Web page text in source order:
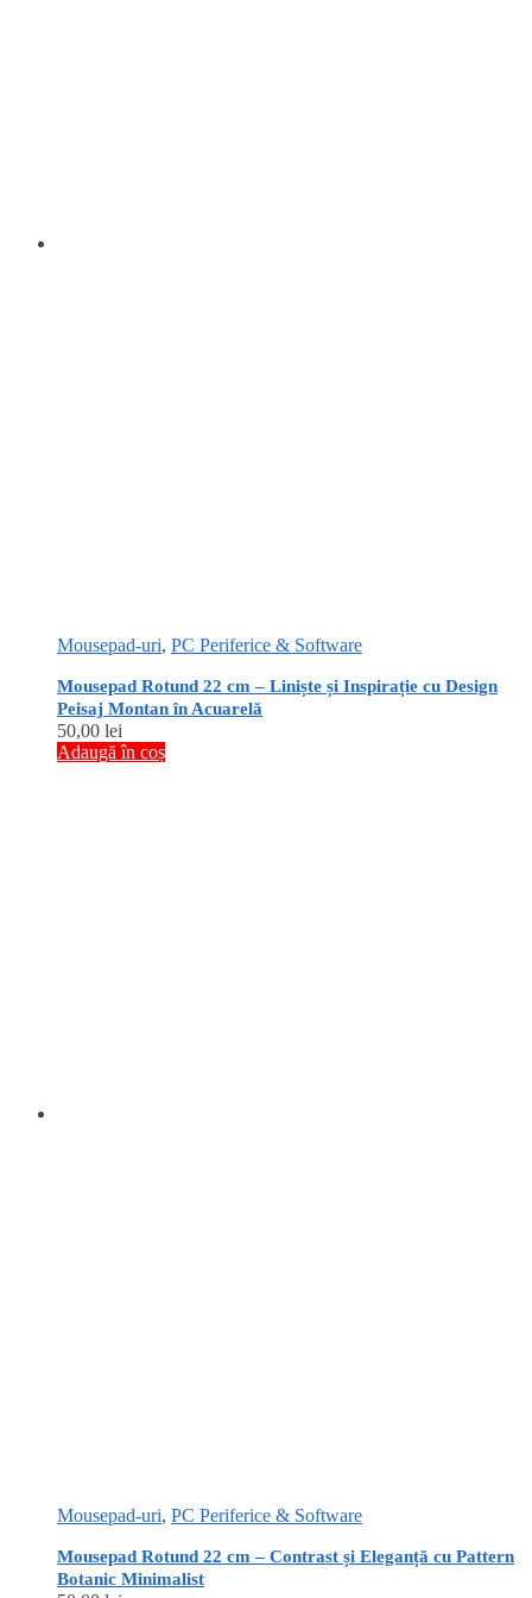
Mousepad-uri, PC Periferice & Software
Mousepad Rotund 22 cm – Liniște și Inspirație cu Design
Peisaj Montan în Acuarelă
50,00 lei
Adaugă în coș
Mousepad-uri, PC Periferice & Software
Mousepad Rotund 22 cm – Contrast și Eleganță cu Pattern
Botanic Minimalist